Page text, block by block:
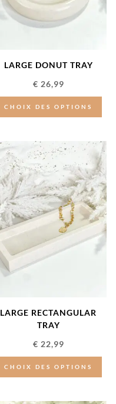
LARGE DONUT TRAY
€ 26,99
CHOIX DES OPTIONS
LARGE RECTANGULAR
TRAY
€ 22,99
CHOIX DES OPTIONS